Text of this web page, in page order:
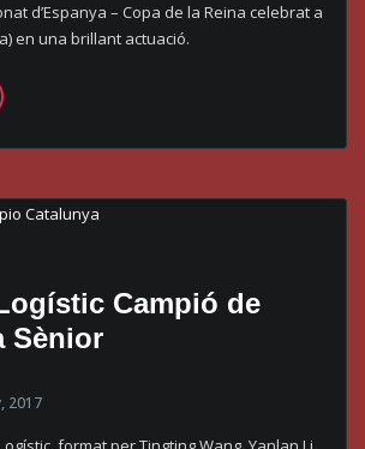
d’Espanya – Copa de la Reina celebrat a
en una brillant actuació.
Campió de
Sènior
2017